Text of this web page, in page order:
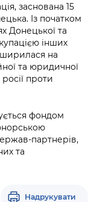
заснована 15
Із початком
Донецької та
інших
на
та юридичної
проти
фондом
партнерів,
та
Надрукувати